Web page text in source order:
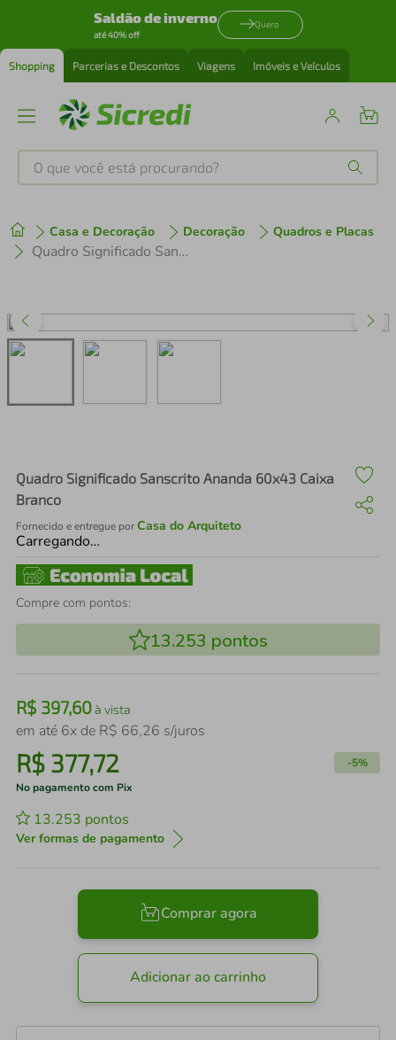
Saldão de inverno
até 40% off
Quero
Shopping Parcerias e Descontos Viagens Imóveis e Veículos
O que você está procurando?
Casa e Decoração Decoração Quadros e Placas
Quadro Significado Sanscrito Ananda 60x43 Caixa Branco
Quadro Significado Sanscrito Ananda 60x43 Caixa
Branco
Fornecido e entregue porCasa do Arquiteto
Carregando…
Compre com pontos:
13.253 pontos
R$ 397,60à vista
em até 6x de R$ 66,26 s/juros
R$ 377,72 -5%
No pagamento com Pix
13.253 pontos
Ver formas de pagamento
Comprar agora
Adicionar ao carrinho
1º tenis
perfume